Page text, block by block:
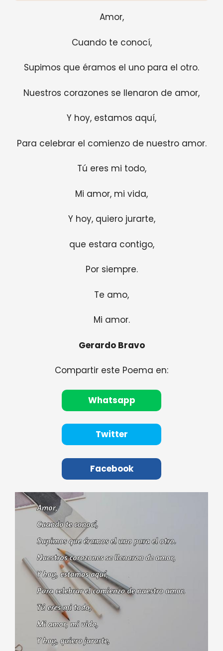
Amor,
Cuando te conocí,
Supimos que éramos el uno para el otro.
Nuestros corazones se llenaron de amor,
Y hoy, estamos aquí,
Para celebrar el comienzo de nuestro amor.
Tú eres mi todo,
Mi amor, mi vida,
Y hoy, quiero jurarte,
que estara contigo,
Por siempre.
Te amo,
Mi amor.
Gerardo Bravo
Compartir este Poema en:
Whatsapp
Twitter
Facebook